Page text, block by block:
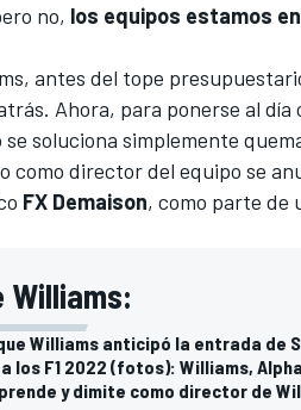
no, los equipos estamos
antes del tope
Ahora, para ponerse al
soluciona simplemente
como director del equipo se
FX Demaison, como parte de
Williams:
Williams anticipó la entrada de
los F1 2022 (fotos): Williams,
y dimite como director de